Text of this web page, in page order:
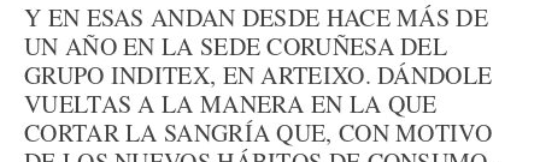
Y EN ESAS ANDAN DESDE HACE MÁS DE
UN AÑO EN LA SEDE CORUÑESA DEL
GRUPO INDITEX, EN ARTEIXO. DÁNDOLE
VUELTAS A LA MANERA EN LA QUE
CORTAR LA SANGRÍA QUE, CON MOTIVO